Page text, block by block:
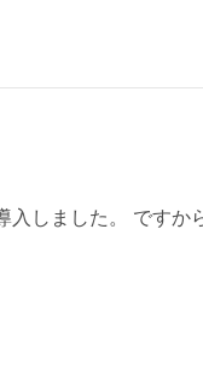
しました。 ですか